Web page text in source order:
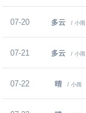
07-20 多云 / 小雨
07-21 多云 / 小雨
07-22 晴 / 小雨